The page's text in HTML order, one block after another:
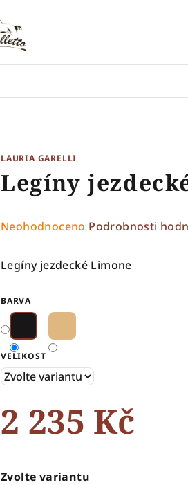
LAURIA GARELLI
Legíny
Průměrné
produktu
z
5
hvězdiček.
Neohodnoceno Podrobnosti
Legíny jezdecké Limone
BARVA
VELIKOST
2 235 Kč
cena:
Zvolte variantu